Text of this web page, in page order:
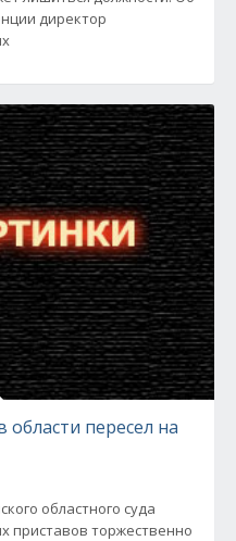
директор
области пересел на
областного суда
приставов торжественно